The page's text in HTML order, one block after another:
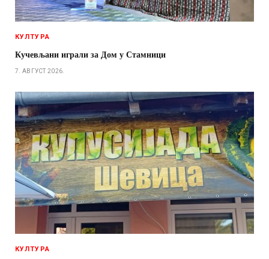
КУЛТУРА
Кучевљани играли за Дом у Стамници
7. АВГУСТ 2026.
КУЛТУРА